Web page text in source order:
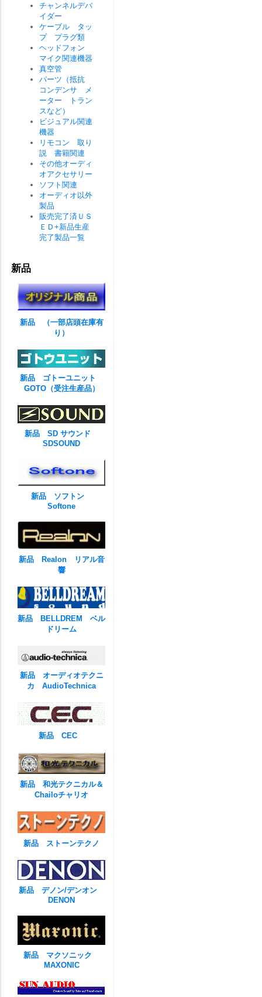
チャンネルデバ
イダー
ケーブル タッ
プ プラグ類
ヘッドフォン
マイク関連機器
真空管
パーツ（抵抗
コンデンサ メ
ーター トラン
スなど）
ビジュアル関連
機器
リモコン 取り
説 書籍関連
その他オーディ
オアクセサリー
ソフト関連
オーディオ以外
製品
販売完了済ＵＳ
ＥＤ+新品生産
完了製品一覧
新品
新品 （一部店頭在庫有
り）
新品 ゴトーユニット
GOTO（受注生産品）
新品 SD サウンド
SDSOUND
新品 ソフトン
Softone
新品 Realon リアル音
響
新品 BELLDREM ベル
ドリーム
新品 オーディオテクニ
カ AudioTechnica
新品 CEC
新品 和光テクニカル＆
Chailoチャリオ
新品 ストーンテクノ
新品 デノン/デンオン
DENON
新品 マクソニック
MAXONIC